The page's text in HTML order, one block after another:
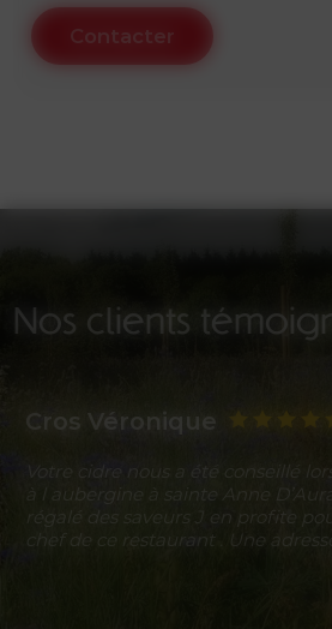
Contacter
Nos clients
Cros Véronique
Votre cidre nous a été conseillé
à l aubergine à sainte Anne
régalé des saveurs J en profite
chef de ce restaurant . Une